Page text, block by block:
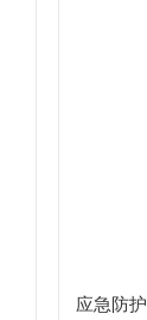
应急防护